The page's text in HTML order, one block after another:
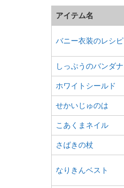
アイテム名
バニー衣装のレシピ
しっぷうのバンダナ
ホワイトシールド
せかいじゅのは
こあくまネイル
さばきの杖
なりきんベスト